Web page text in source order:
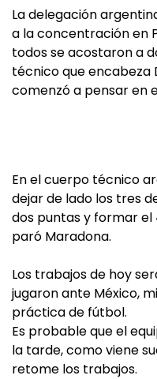
La delegación
a la concentración en
todos se acostaron a
técnico que encabeza
comenzó a pensar en
En el cuerpo técnico
dejar de lado los tres
dos puntas y formar
paró Maradona.
Los trabajos de hoy
jugaron ante México,
práctica de fútbol.
Es probable que el
la tarde, como viene
retome los trabajos.